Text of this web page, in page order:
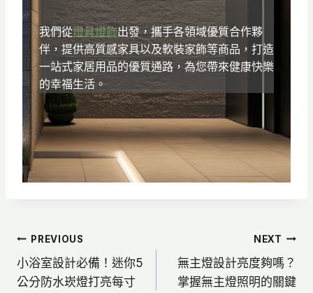
我們從燈具燈飾出發，攜手各領域優質合作夥
伴，提供高質感家具以及軟裝家飾等商品，打造
一站式家居用品的優質通路，為您帶來健康快樂
的幸福生活。
文
章
PREVIOUS
小浴室設計必備！迷你5
公分防水崁燈打亮每寸
NEXT
無主燈設計亮度夠嗎？
掌握無主燈照明的關鍵